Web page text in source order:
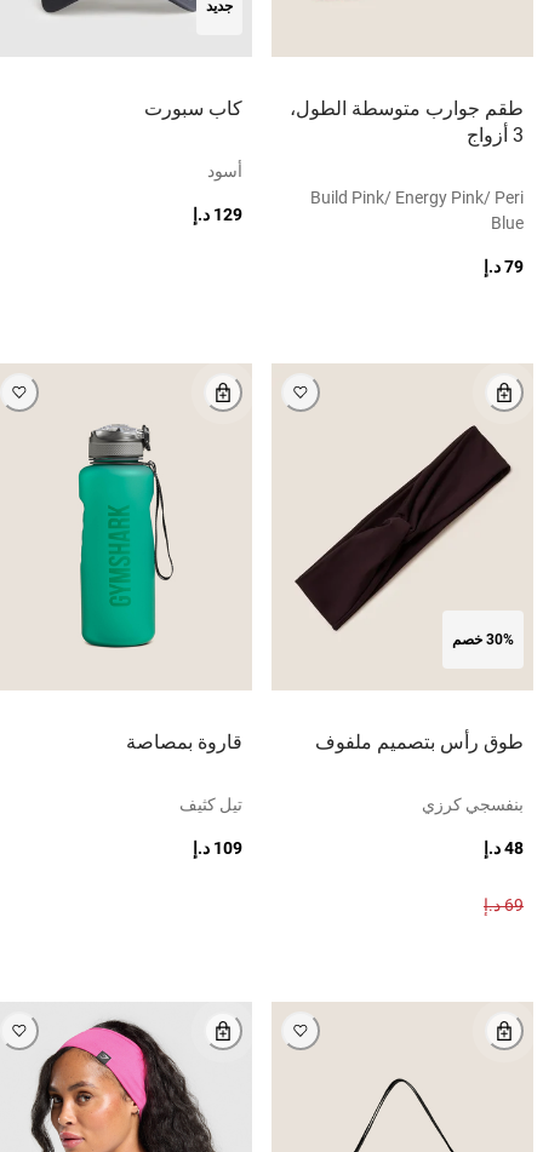
طقم جوارب متوسطة الطول،
3 أزواج
Build Pink/ Energy Pink/ Peri
Blue
79 د.إ
جديد
كاب سبورت
أسود
129 د.إ
30% خصم
طوق رأس بتصميم ملفوف
بنفسجي كرزي
48 د.إ
69 د.إ
قاروة بمصاصة
تيل كثيف
109 د.إ